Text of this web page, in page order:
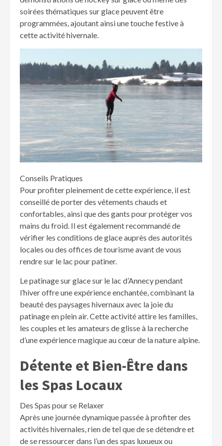
soirées thématiques sur glace peuvent être
programmées, ajoutant ainsi une touche festive à
cette activité hivernale.
Conseils Pratiques
Pour profiter pleinement de cette expérience, il est
conseillé de porter des vêtements chauds et
confortables, ainsi que des gants pour protéger vos
mains du froid. Il est également recommandé de
vérifier les conditions de glace auprès des autorités
locales ou des offices de tourisme avant de vous
rendre sur le lac pour patiner.
Le patinage sur glace sur le lac d’Annecy pendant
l’hiver offre une expérience enchantée, combinant la
beauté des paysages hivernaux avec la joie du
patinage en plein air. Cette activité attire les familles,
les couples et les amateurs de glisse à la recherche
d’une expérience magique au cœur de la nature alpine.
Détente et Bien-Être dans
les Spas Locaux
Des Spas pour se Relaxer
Après une journée dynamique passée à profiter des
activités hivernales, rien de tel que de se détendre et
de se ressourcer dans l’un des spas luxueux ou